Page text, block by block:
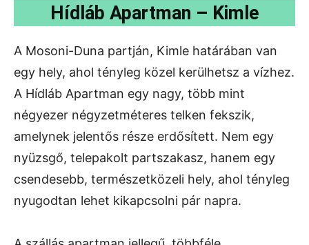
Hídláb Apartman – Kimle
A Mosoni-Duna partján, Kimle határában van
egy hely, ahol tényleg közel kerülhetsz a vízhez.
A Hídláb Apartman egy nagy, több mint
négyezer négyzetméteres telken fekszik,
amelynek jelentős része erdősített. Nem egy
nyüzsgő, telepakolt partszakasz, hanem egy
csendesebb, természetközeli hely, ahol tényleg
nyugodtan lehet kikapcsolni pár napra.